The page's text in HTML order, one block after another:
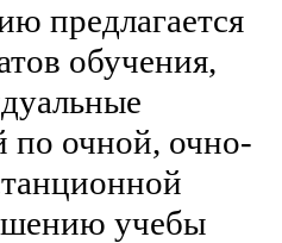
предлагается
обучения,
по очной, очно-
учебы